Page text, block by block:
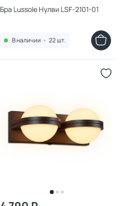
Бра Lussole Нулви LSF-2101-01
В наличии • 22 шт.